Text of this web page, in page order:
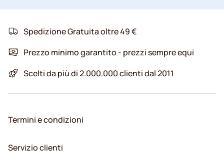
Spedizione Gratuita oltre 49 €
Prezzo minimo garantito - prezzi sempre equi
Scelti da più di 2.000.000 clienti dal 2011
Termini e condizioni
Servizio clienti